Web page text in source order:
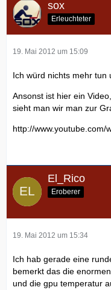
sox
Erleuchteter
19. Mai 2012 um 15:09
Ich würd nichts mehr tun
Ansonst ist hier ein
sieht man wir man zur
http://www.youtube.com/
El_Rico
Eroberer
19. Mai 2012 um 15:34
Ich hab gerade eine
bemerkt das die
und die gpu temperatur